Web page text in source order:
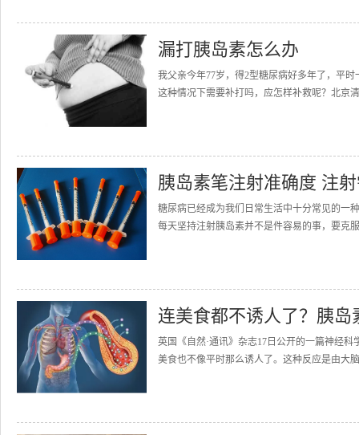
漏打胰岛素怎么办
我父亲今年77岁，得2型糖尿病好多年了，平
这种情况下需要补打吗，应怎样补救呢？北京
胰岛素笔注射准确度 注
糖尿病已经成为我们日常生活中十分常见的一
每天坚持注射胰岛素并不是件容易的事，要克
连美食都不诱人了？胰
英国《自然·通讯》杂志17日公开的一篇神经
美食也不像平时那么诱人了。这种反应是由大